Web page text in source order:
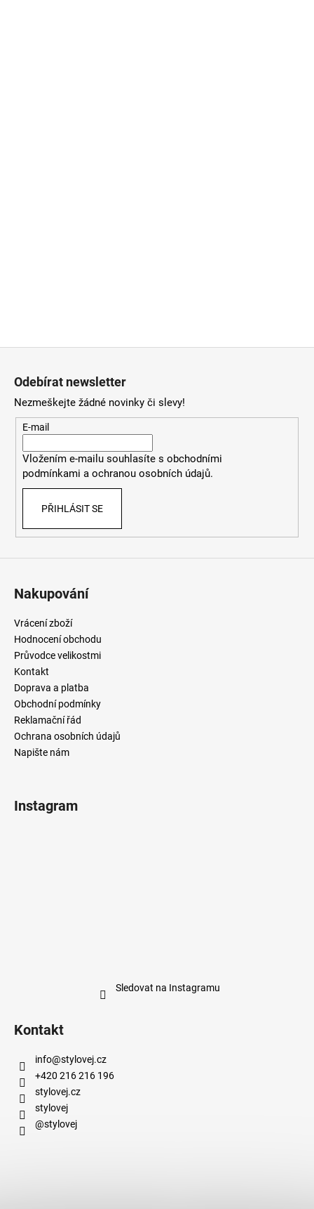
Odebírat newsletter
Nezmeškejte žádné novinky či slevy!
E-mail
Vložením e-mailu souhlasítes obchodními
podmínkami a ochranou osobních údajů.
PŘIHLÁSIT SE
Nakupování
Vrácení zboží
Hodnocení obchodu
Průvodce velikostmi
Kontakt
Doprava a platba
Obchodní podmínky
Reklamační řád
Ochrana osobních údajů
Napište nám
Instagram
Sledovat na Instagramu
Kontakt
info@stylovej.cz
+420 216 216 196
stylovej.cz
stylovej
@stylovej